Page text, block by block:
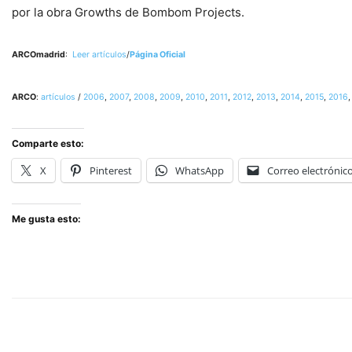
por la obra Growths de Bombom Projects.
ARCOmadrid: Leer artículos/Página Oficial
ARCO: artículos / 2006 2007, 2008 2009 2010 2011 2012 2013 2014 2015 2016
Comparte esto:
X Pinterest WhatsApp Correo
Me gusta esto: